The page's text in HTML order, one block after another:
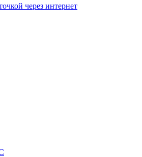
через интернет